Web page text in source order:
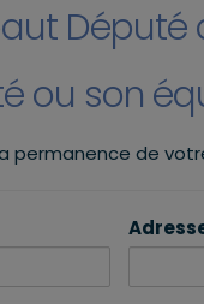
Député
ou son
permanence de